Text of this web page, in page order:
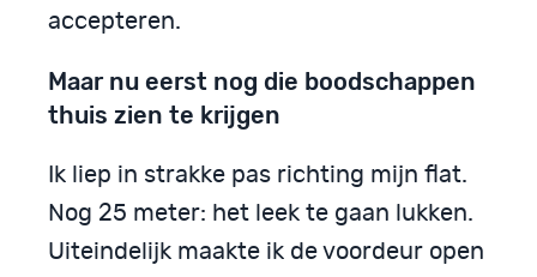
accepteren.
Maar nu eerst nog die boodschappen
thuis zien te krijgen
Ik liep in strakke pas richting mijn flat.
Nog 25 meter: het leek te gaan lukken.
Uiteindelijk maakte ik de voordeur open